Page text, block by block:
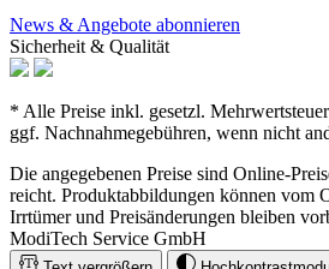
News & Angebote abonnieren
Sicherheit & Qualität
* Alle Preise inkl. gesetzl.
ggf. Nachnahmegebühren, wenn nicht
Die angegebenen Preise sind Online-
reicht. Produktabbildungen können vom
Irrtümer und Preisänderungen bleiben
ModiTech Service GmbH